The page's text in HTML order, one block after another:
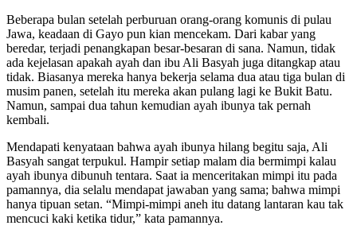
Beberapa bulan setelah perburuan orang-orang komunis di pulau
Jawa, keadaan di Gayo pun kian mencekam. Dari kabar yang
beredar, terjadi penangkapan besar-besaran di sana. Namun, tidak
ada kejelasan apakah ayah dan ibu Ali Basyah juga ditangkap atau
tidak. Biasanya mereka hanya bekerja selama dua atau tiga bulan di
musim panen, setelah itu mereka akan pulang lagi ke Bukit Batu.
Namun, sampai dua tahun kemudian ayah ibunya tak pernah
kembali.
Mendapati kenyataan bahwa ayah ibunya hilang begitu saja, Ali
Basyah sangat terpukul. Hampir setiap malam dia bermimpi kalau
ayah ibunya dibunuh tentara. Saat ia menceritakan mimpi itu pada
pamannya, dia selalu mendapat jawaban yang sama; bahwa mimpi
hanya tipuan setan. “Mimpi-mimpi aneh itu datang lantaran kau tak
mencuci kaki ketika tidur,” kata pamannya.